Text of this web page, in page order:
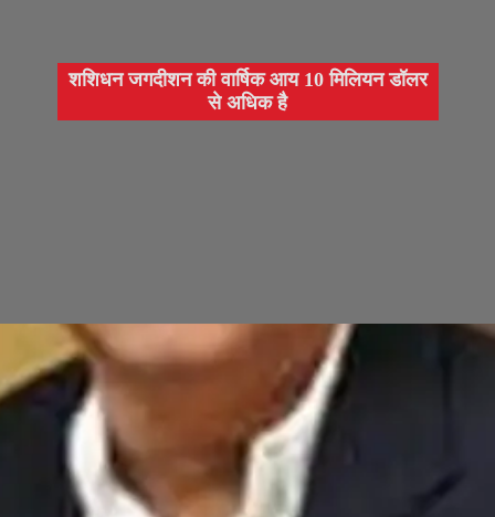
शशिधन जगदीशन की वार्षिक आय 10 मिलियन डॉलर
से अधिक है